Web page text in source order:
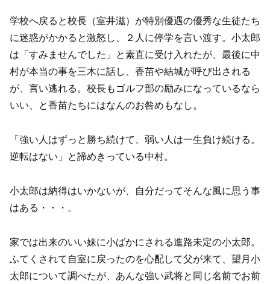
学校へ戻ると校長（室井滋）が特別優遇の優秀な生徒たち
に迷惑がかかると激怒し、２人に停学を言い渡す。小太郎
は「すみませんでした」と素直に受け入れたが、最後に中
村が本当の事を三木に話し、香苗や結城が呼び出される
が、言い逃れる。校長もゴルフ部の励みになっているなら
いい、と香苗たちにはなんのお咎めもなし。
「強い人はずっと勝ち続けて、弱い人は一生負け続ける。
逆転はない」と諦めきっている中村。
小太郎は納得はいかないが、自分だってそんな風に思う事
はある・・・。
家では出来のいい妹に小ばかにされる進路未定の小太郎。
ふてくされて自室に戻ったのを心配して父が来て、望月小
太郎について調べたが、あんな強い武将と同じ名前でお前